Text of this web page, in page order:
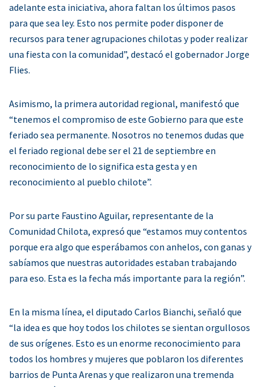
adelante esta iniciativa, ahora faltan los últimos pasos
para que sea ley. Esto nos permite poder disponer de
recursos para tener agrupaciones chilotas y poder realizar
una fiesta con la comunidad”, destacó el gobernador Jorge
Flies.
Asimismo, la primera autoridad regional, manifestó que
“tenemos el compromiso de este Gobierno para que este
feriado sea permanente. Nosotros no tenemos dudas que
el feriado regional debe ser el 21 de septiembre en
reconocimiento de lo significa esta gesta y en
reconocimiento al pueblo chilote”.
Por su parte Faustino Aguilar, representante de la
Comunidad Chilota, expresó que “estamos muy contentos
porque era algo que esperábamos con anhelos, con ganas y
sabíamos que nuestras autoridades estaban trabajando
para eso. Esta es la fecha más importante para la región”.
En la misma línea, el diputado Carlos Bianchi, señaló que
“la idea es que hoy todos los chilotes se sientan orgullosos
de sus orígenes. Esto es un enorme reconocimiento para
todos los hombres y mujeres que poblaron los diferentes
barrios de Punta Arenas y que realizaron una tremenda